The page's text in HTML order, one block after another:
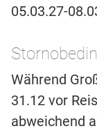
05.03.27-
Während
31.12 vor
abweichend